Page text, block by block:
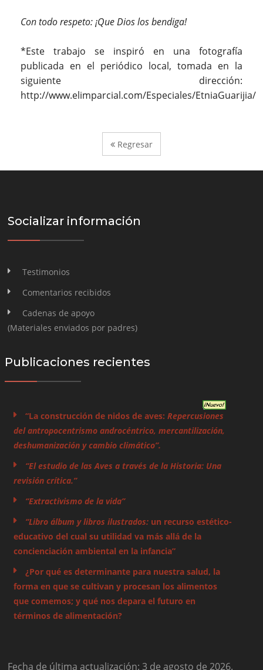
Con todo respeto: ¡Que Dios los bendiga!
*Este trabajo se inspiró en una fotografía
publicada en el periódico local, tomada en la
siguiente dirección:
http://www.elimparcial.com/Especiales/EtniaGuarijia/
Regresar
Socializar información
Testimonios
Comentarios recibidos
Cadenas de apoyo
(Materiales enviados por padres)
Publicaciones recientes
“La construcción de nidos de aves: Repercusiones
del antropocentrismo androcéntrico, mercantilización,
deshumanización y cambio climático”.
“El estudio de las Aves a través de la Historia: Una
revisión crítica.”
“Extractivismo de la vida”
“Libro álbum y libros ilustrados: un recurso estético-
educativo del cual su utilidad va más allá de la
concienciación ambiental en la infancia”
¿Por qué es determinante para nuestra salud, la
forma en que se cultivan y procesan los alimentos
que comemos; y qué nos depara el futuro en
términos de alimentación?
Fecha de última actualización: 3 de agosto de 2026.